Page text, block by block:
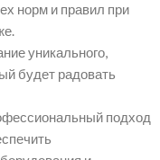
норм и правил при
уникального,
будет радовать
подход